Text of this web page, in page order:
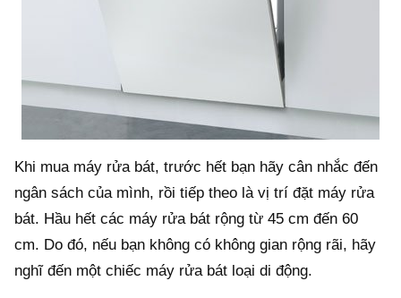
Khi mua máy rửa bát, trước hết bạn hãy cân nhắc đến
ngân sách của mình, rồi tiếp theo là vị trí đặt máy rửa
bát. Hầu hết các máy rửa bát rộng từ 45 cm đến 60
cm. Do đó, nếu bạn không có không gian rộng rãi, hãy
nghĩ đến một chiếc máy rửa bát loại di động.